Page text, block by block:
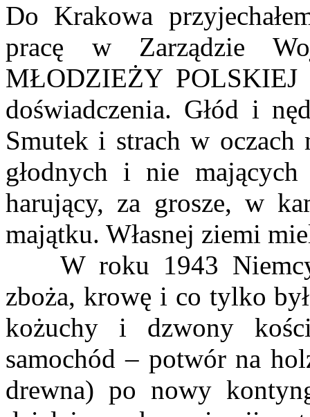
Do Krakowa
pracę w Zarządzie
MŁODZIEŻY POLSKIEJ
doświadczenia. Głód i
Smutek i strach w
głodnych i nie
harujący, za grosze, w
majątku. Własnej ziemi
W roku 1943 Niemcy
zboża, krowę i co tylko
kożuchy i dzwony
samochód – potwór na
drewna) po nowy